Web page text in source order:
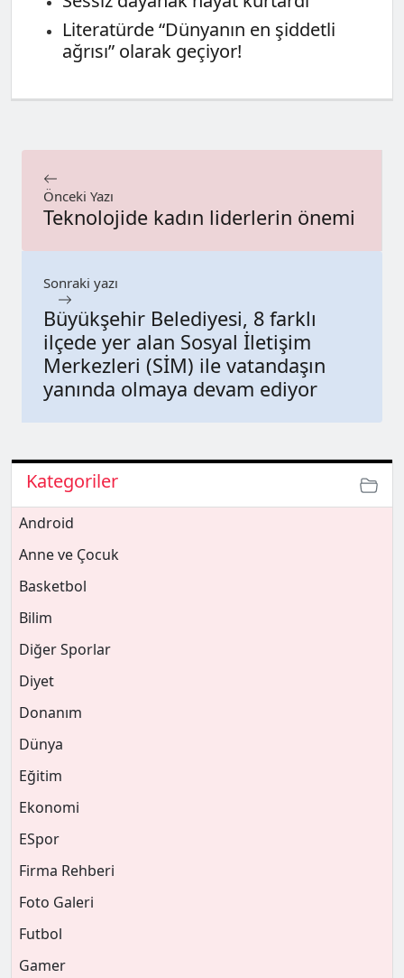
Literatürde “Dünyanın en şiddetli
ağrısı” olarak geçiyor!
Önceki Yazı
Teknolojide kadın liderlerin önemi
Sonraki yazı
Büyükşehir Belediyesi, 8 farklı
ilçede yer alan Sosyal İletişim
Merkezleri (SİM) ile vatandaşın
yanında olmaya devam ediyor
Kategoriler
Android
Anne ve Çocuk
Basketbol
Bilim
Diğer Sporlar
Diyet
Donanım
Dünya
Eğitim
Ekonomi
ESpor
Firma Rehberi
Foto Galeri
Futbol
Gamer